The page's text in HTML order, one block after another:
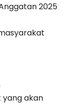
2025
yang akan